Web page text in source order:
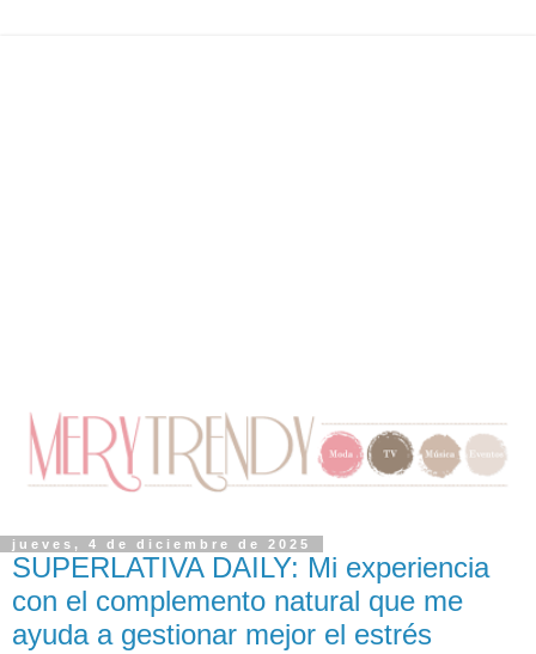
jueves, 4 de diciembre de 2025
SUPERLATIVA DAILY: Mi experiencia
con el complemento natural que me
ayuda a gestionar mejor el estrés